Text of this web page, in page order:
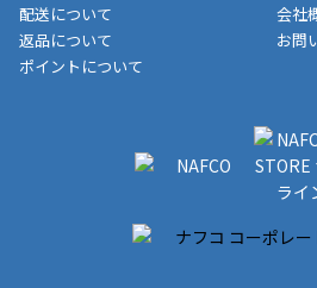
■店舗受取をご選択いただいた場合
ご注文が確認出来次第、お受取される
をさせていただきます。店舗に在庫が
いただく場合がございます。店舗準備
のみの受け渡しとなります。（箱や納
ん）店舗で準備が出来次第、メールに
配送について
返品について
ポイントについて
会社
お問